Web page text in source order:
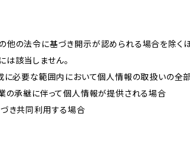
他の法令に基づき開示が認められる場合を除く
該当しません。
成に必要な範囲内において個人情報の取扱いの
の承継に伴って個人情報が提供される場合
づき共同利用する場合